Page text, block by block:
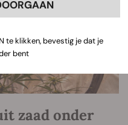
zaad onder
te klikken, bevestig je dat je
bent